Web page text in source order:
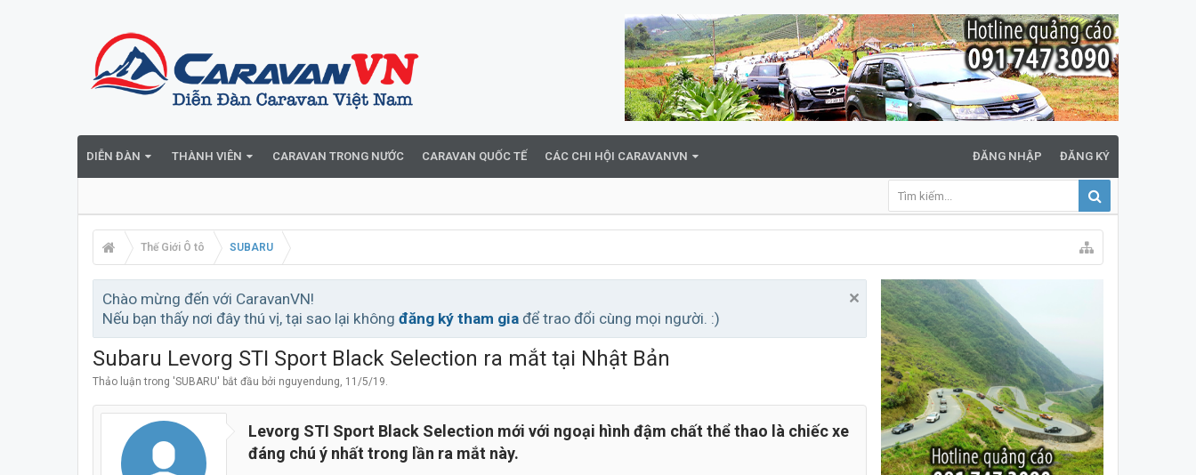
DIỄN ĐÀN THÀNH VIÊN CARAVAN TRONG NƯỚC CARAVAN QUỐC TẾ CÁC CHI HỘI CARAVANVN ĐĂNG NHẬP ĐĂNG KÝ
Thế Giới Ô tô SUBARU
Chào mừng đến với CaravanVN!
Nếu bạn thấy nơi đây thú vị, tại sao lại không đăng ký tham gia để trao đổi cùng mọi người. :)
Subaru Levorg STI Sport Black Selection ra mắt tại Nhật Bản
Thảo luận trong 'SUBARU' bắt đầu bởi nguyendung, 11/5/19.
Levorg STI Sport Black Selection mới với ngoại hình đậm chất thể thao là chiếc xe
đáng chú ý nhất trong lần ra mắt này.